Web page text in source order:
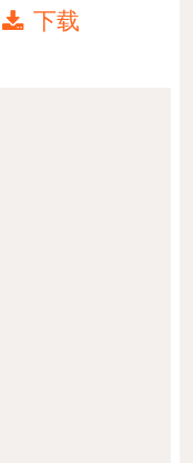
下载